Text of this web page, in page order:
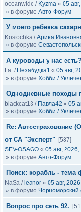
oceanwide / Kyzma « 05
» в форуме Авто-Форум
У моего ребенка
Kostochka /Арина
» в форуме
А куроводы у нас есть?
Га. / Незабудка1 « 05 авг,
» в форуме Хобби /
Однодневные походы
blackcat13 / Павла42 « 05
» в форуме Хобби /
Re: Автострахование
от СА "Эксперт" [587]
SEV-OSAGO « 05 авг, 2026,
» в форуме Авто-Форум
Поиск: корабль - тема
NaSa / leanor « 05 авг,
» в форуме Черноморский
Вопрос про сеть 92.
[51]